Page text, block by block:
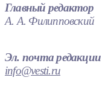
Главный редактор
А. А. Филипповский
Эл. почта редакции
info@vesti.ru